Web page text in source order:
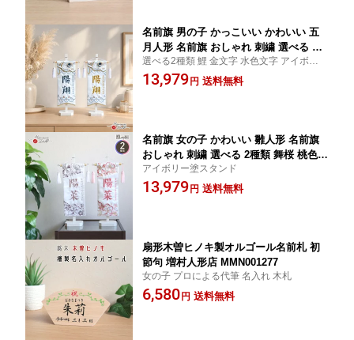
名前旗 男の子 かっこいい かわいい 五
月人形 名前旗 おしゃれ 刺繍 選べる 文
字色2色ジャガード刺繍名前旗 こいのぼ
り型ホワイトバージョン 初節句 増村人
選べる2種類 鯉 金文字 水色文字 アイボリー
塗りスタンド
13,979 円 送料無料
名前旗 女の子 かわいい 雛人形 名前旗
おしゃれ 刺繍 選べる 2種類 舞桜 桃色/
くすみ色 小 薄ピンクホワイト 初節句
増村人形店 MMN0001240
アイボリー塗スタンド
13,979 円 送料無料
扇形木曽ヒノキ製オルゴール名前札 初
節句 増村人形店 MMN001277
女の子 プロによる代筆 名入れ 木札
6,580 円 送料無料